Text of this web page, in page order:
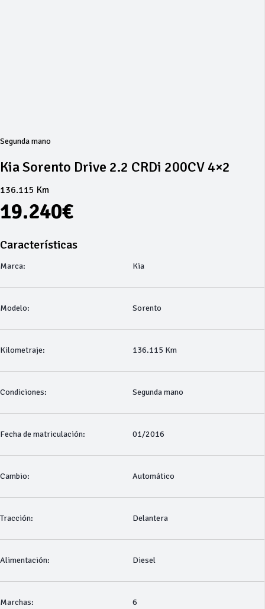
Segunda mano
Kia Sorento Drive 2.2 CRDi 200CV 4×2
136.115 Km
19.240€
Características
Marca: Kia
Modelo: Sorento
Kilometraje: 136.115 Km
Condiciones: Segunda mano
Fecha de matriculación: 01/2016
Cambio: Automático
Tracción: Delantera
Alimentación: Diesel
Marchas: 6